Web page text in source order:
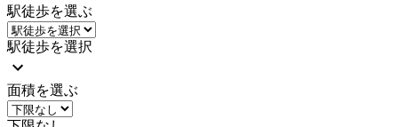
駅徒歩を選ぶ
駅徒歩を選択
面積を選ぶ